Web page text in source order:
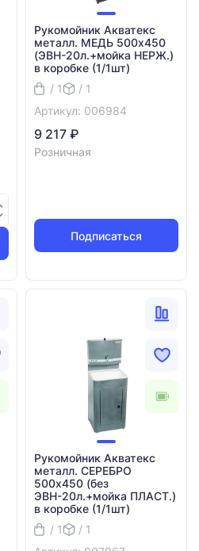
Рукомойник Акватекс
металл. МЕДЬ 500х450
(ЭВН-20л.+мойка НЕРЖ.)
в коробке (1/1шт)
/ 1
/ 1
Артикул: 006984
9 217 ₽
Розничная
Подписаться
Рукомойник Акватекс
металл. СЕРЕБРО
500х450 (без
ЭВН-20л.+мойка ПЛАСТ.)
в коробке (1/1шт)
/ 1
/ 1